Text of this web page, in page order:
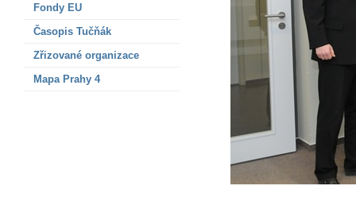
Fondy EU
Časopis Tučňák
Zřizované organizace
Mapa Prahy 4